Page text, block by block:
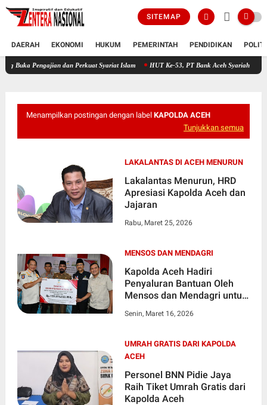
SITEMAP
DAERAH EKONOMI HUKUM PEMERINTAH PENDIDIKAN
dan Perkuat Syariat Islam HUT Ke-53, PT Bank Aceh Syariah KC Bireuen
Menampilkan postingan dengan label KAPOLDA ACEH
Tunjukkan semua
LAKALANTAS DI ACEH MENURUN
Lakalantas Menurun, HRD
Apresiasi Kapolda Aceh dan
Jajaran
Rabu, Maret 25, 2026
MENSOS DAN MENDAGRI
Kapolda Aceh Hadiri
Penyaluran Bantuan Oleh
Mensos dan Mendagri untuk
Senin, Maret 16, 2026
UMRAH GRATIS DARI KAPOLDA
ACEH
Personel BNN Pidie Jaya
Raih Tiket Umrah Gratis dari
Kapolda Aceh